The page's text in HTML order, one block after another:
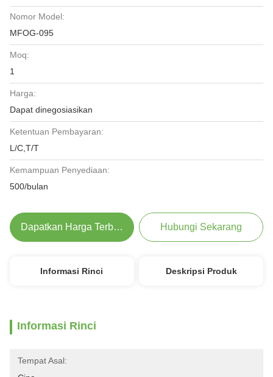
Nomor Model:
MFOG-095
Moq:
1
Harga:
Dapat dinegosiasikan
Ketentuan Pembayaran:
L/C,T/T
Kemampuan Penyediaan:
500/bulan
Dapatkan Harga Terbaik Hubungi Sekarang
Informasi Rinci Deskripsi Produk
Informasi Rinci
Tempat Asal: